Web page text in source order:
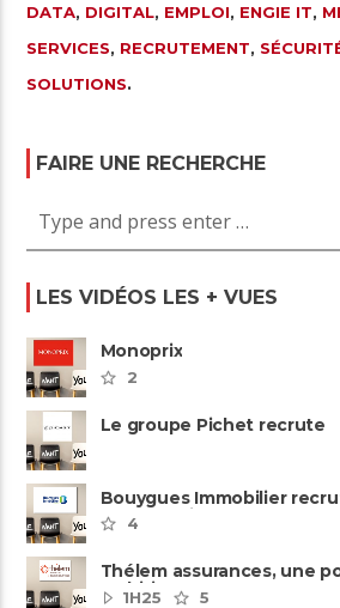
DATA, DIGITAL, EMPLOI, ENGIE IT,
SERVICES, RECRUTEMENT,
SOLUTIONS.
FAIRE UNE RECHERCHE
LES VIDÉOS LES + VUES
Monoprix
2
Le groupe Pichet recrute
Bouygues Immobilier
pôles métiers
4
Thélem assurances, une
ambitieuse
1H25 5